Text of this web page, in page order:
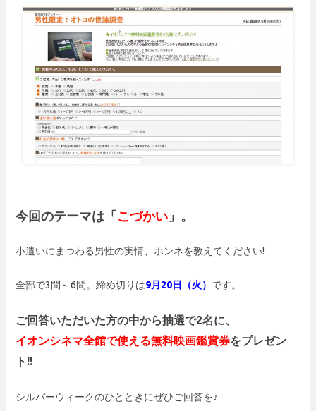
今回のテーマは「 こづかい 」。
小遣いにまつわる男性の実情、ホンネを教えてください!
全部で3問～6問。締め切りは9月20日（火） です。
ご回答いただいた方の中から抽選で2名に、
イオンシネマ全館で使える無料映画鑑賞券をプレゼン
ト!!
シルバーウィークのひとときにぜひご回答を♪